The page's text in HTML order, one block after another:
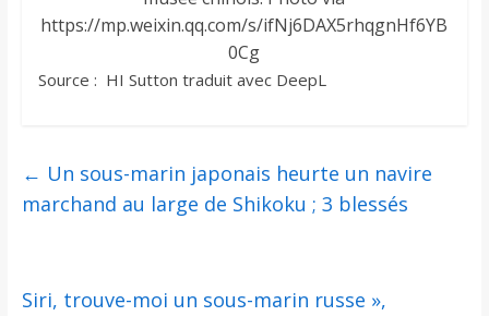
https://mp.weixin.qq.com/s/ifNj6DAX5rhqgnHf6YB
0Cg
Source : HI Sutton traduit avec DeepL
← Un sous-marin japonais heurte un navire
marchand au large de Shikoku ; 3 blessés
Siri, trouve-moi un sous-marin russe »,